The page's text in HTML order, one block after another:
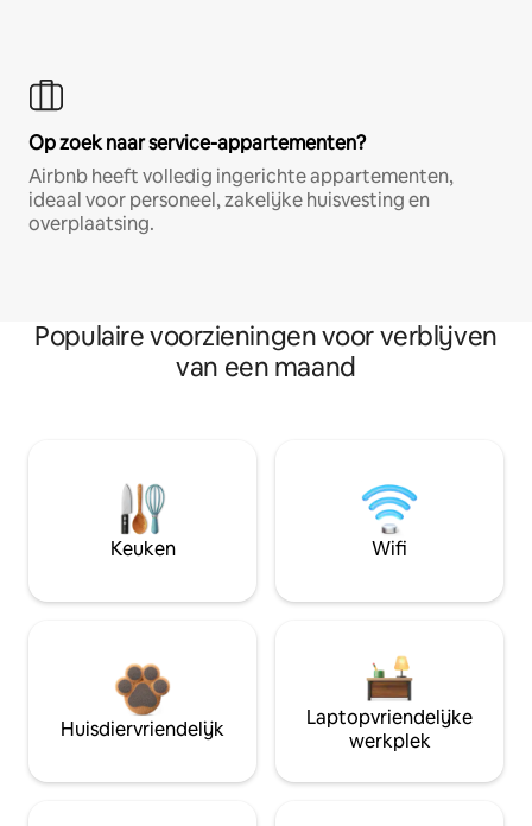
Op zoek naar service-appartementen?
Airbnb heeft volledig ingerichte appartementen,
ideaal voor personeel, zakelijke huisvesting en
overplaatsing.
Populaire voorzieningen voor verblijven
van een maand
Keuken Wifi
Huisdiervriendelijk
Laptopvriendelijke
werkplek